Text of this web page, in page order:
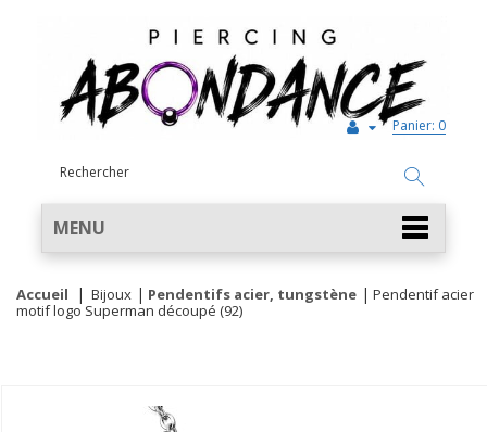
Panier: 0
MENU
Accueil Bijoux Pendentifs acier, tungstène
Pendentif acier
motif logo Superman découpé (92)